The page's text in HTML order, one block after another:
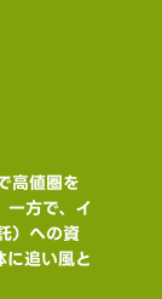
高値圏を
一方で、イ
）への資
に追い風と